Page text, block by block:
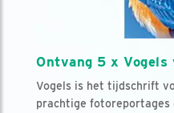
Ontvang 5 x
Vogels is het tijdschrift
prachtige fotoreportages